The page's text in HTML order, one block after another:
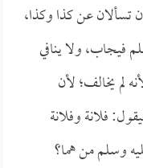
تسألان عن كذا وكذا،
فيجاب، ولا ينافي
لم يخالف؛ لأن
فلانة وفلانة
وسلم من هما؟